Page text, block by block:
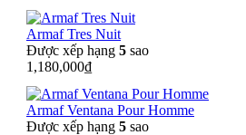
Armaf Tres Nuit
Được xếp hạng 5 sao
1,180,000₫
Armaf Ventana Pour Homme
Được xếp hạng 5 sao